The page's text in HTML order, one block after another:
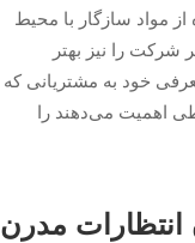
مواد سازگار با محیط
شرکت را نیز بهتر
خود به مشتریانی که
اهمیت می‌دهند را
مدرن